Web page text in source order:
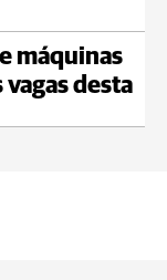
máquinas
desta